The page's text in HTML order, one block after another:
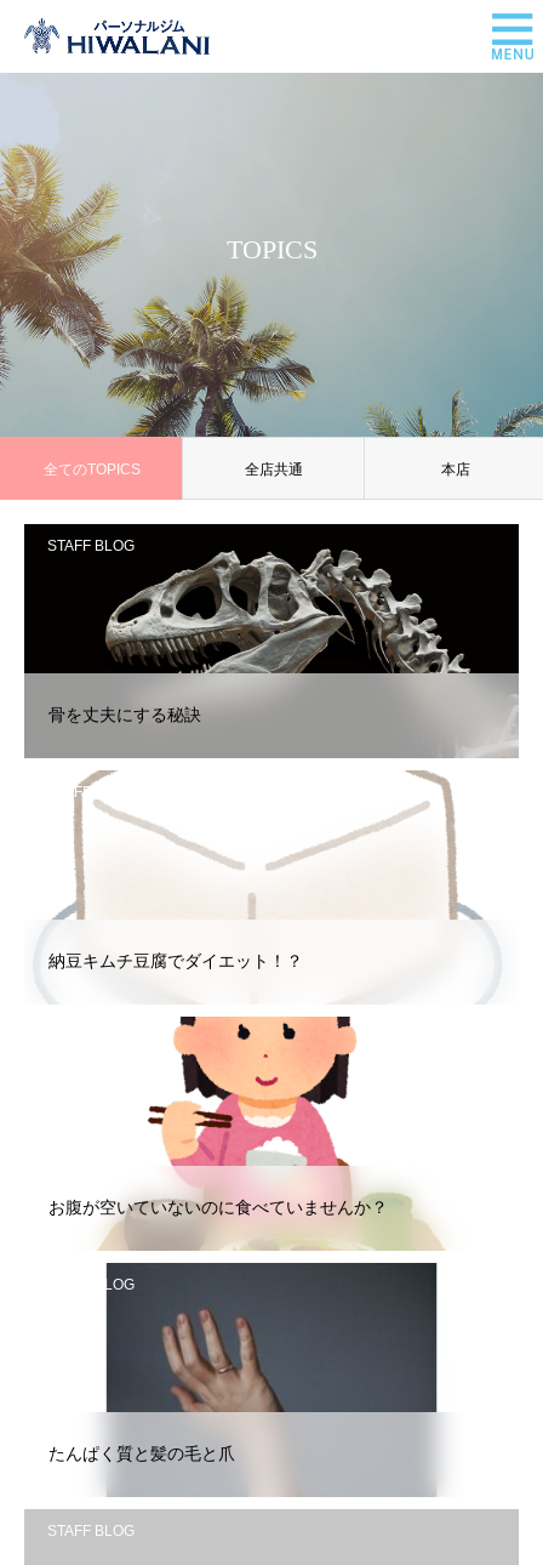
TOPICS
全てのTOPICS 全店共通 本店
STAFF BLOG
骨を丈夫にする秘訣
STAFF BLOG
納豆キムチ豆腐でダイエット！？
お腹が空いていないのに食べていませんか？
STAFF BLOG
たんぱく質と髪の毛と爪
STAFF BLOG